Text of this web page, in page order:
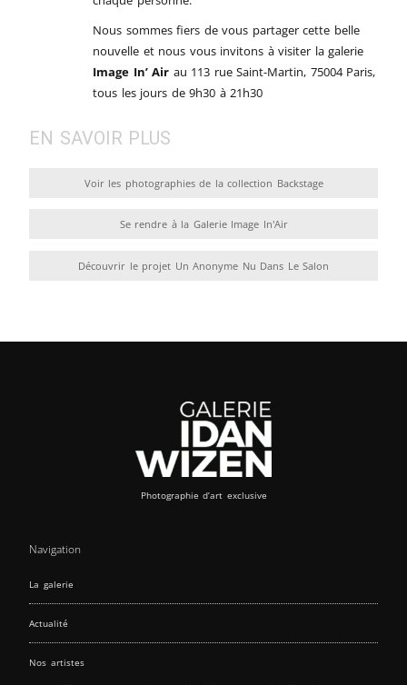
Nous sommes fiers de vous partager cette belle
nouvelle et nous vous invitons à visiter la galerie
Image In’ Air au 113 rue Saint-Martin, 75004 Paris,
tous les jours de 9h30 à 21h30
EN SAVOIR PLUS
Voir les photographies de la collection Backstage
Se rendre à la Galerie Image In'Air
Découvrir le projet Un Anonyme Nu Dans Le Salon
Photographie d’art exclusive
Navigation
La galerie
Actualité
Nos artistes